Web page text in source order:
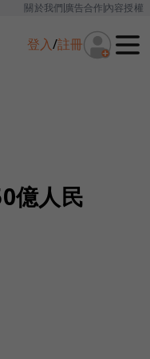
關於我們廣告合作內容授權
登入/註冊
億人民